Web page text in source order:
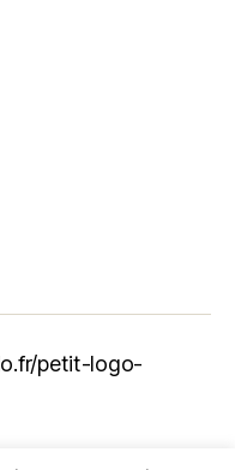
petit-logo-